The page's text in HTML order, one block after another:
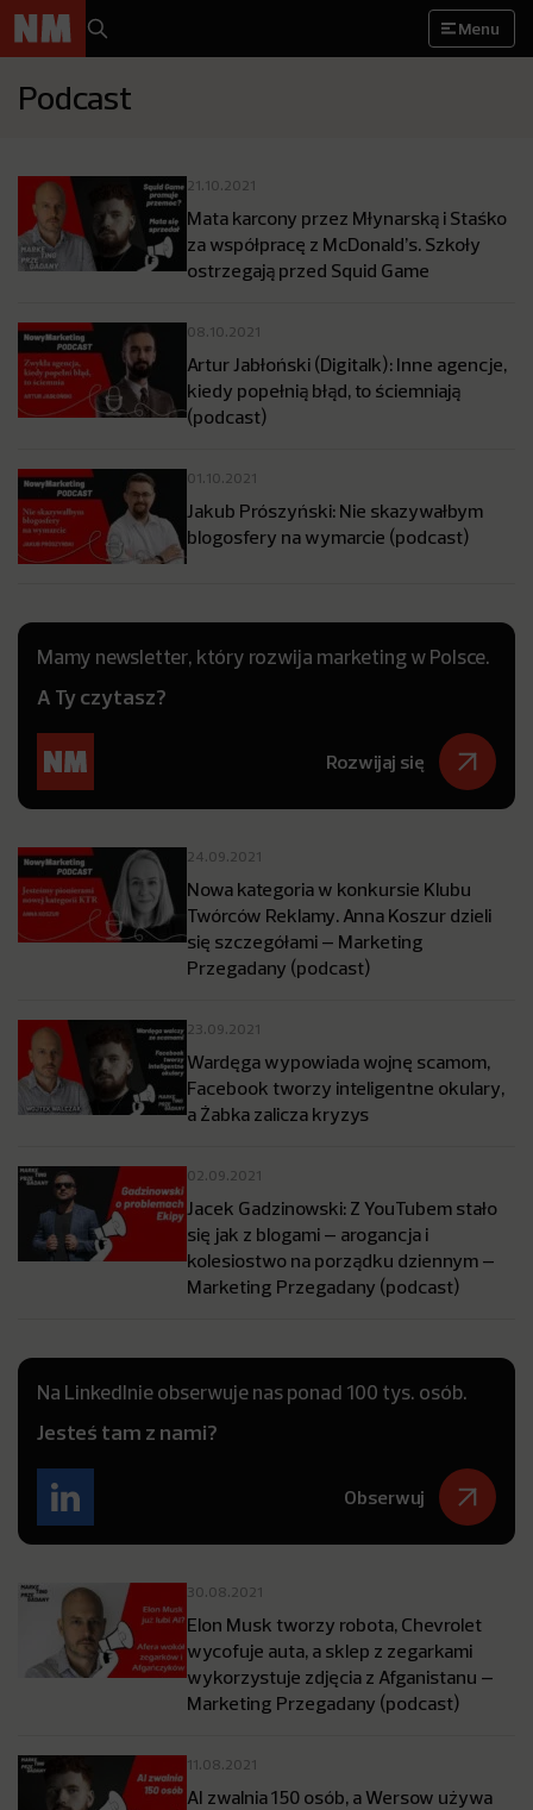
Menu
Podcast
21.10.2021
Mata karcony przez Młynarską i Staśko
za współpracę z McDonald’s. Szkoły
ostrzegają przed Squid Game
08.10.2021
Artur Jabłoński (Digitalk): Inne agencje,
kiedy popełnią błąd, to ściemniają
(podcast)
01.10.2021
Jakub Prószyński: Nie skazywałbym
blogosfery na wymarcie (podcast)
Mamy newsletter, który rozwija marketing w Polsce.
A Ty czytasz?
Rozwijaj się
24.09.2021
Nowa kategoria w konkursie Klubu
Twórców Reklamy. Anna Koszur dzieli
się szczegółami – Marketing
Przegadany (podcast)
23.09.2021
Wardęga wypowiada wojnę scamom,
Facebook tworzy inteligentne okulary,
a Żabka zalicza kryzys
02.09.2021
Jacek Gadzinowski: Z YouTubem stało
się jak z blogami – arogancja i
kolesiostwo na porządku dziennym –
Marketing Przegadany (podcast)
Na LinkedInie obserwuje nas ponad 100 tys. osób.
Jesteś tam z nami?
Obserwuj
30.08.2021
Elon Musk tworzy robota, Chevrolet
wycofuje auta, a sklep z zegarkami
wykorzystuje zdjęcia z Afganistanu –
Marketing Przegadany (podcast)
11.08.2021
AI zwalnia 150 osób, a Wersow używa